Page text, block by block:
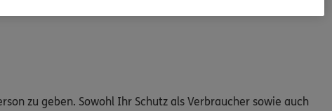
zu geben. Sowohl Ihr Schutz als Verbraucher sowie auch